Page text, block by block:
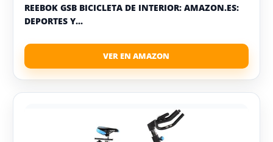
REEBOK GSB BICICLETA DE INTERIOR: AMAZON.ES:
DEPORTES Y...